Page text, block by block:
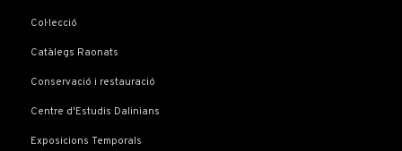
Col·lecció
Catàlegs Raonats
Conservació i restauració
Centre d'Estudis Dalinians
Exposicions Temporals